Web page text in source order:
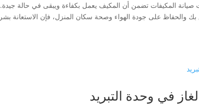
صيانة المكيفات تضمن أن المكيف يعمل بكفاءة ويبقى في حالة
والحفاظ على جودة الهواء وصحة سكان المنزل، فإن الاستعانة
في وحدة التبريد